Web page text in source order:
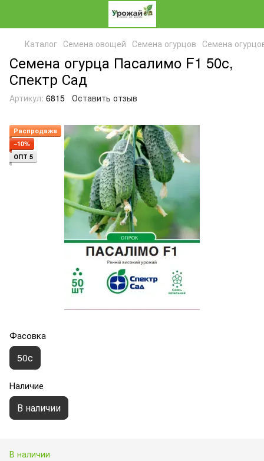
Каталог Семена овощей Семена огурцов Семена
Семена огурца Пасалимо F1 50с,
Спектр Сад
Артикул: 6815 Оставить отзыв
Распродажа
−10%
ОПТ 5
Фасовка
50с
Наличие
В наличии
В наличии